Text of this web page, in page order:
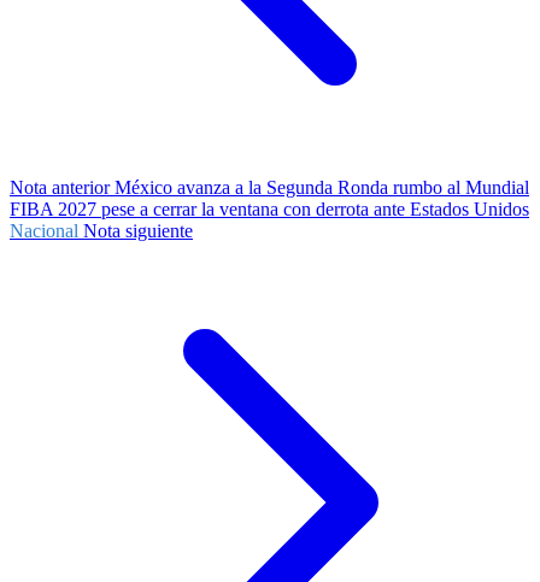
Nota anteriorMéxico avanza a la Segunda Ronda rumbo al Mundial
FIBA 2027 pese a cerrar la ventana con derrota ante Estados Unidos
Nacional Nota siguiente